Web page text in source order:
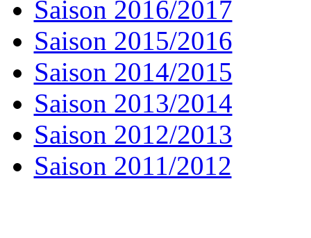
Saison 2016/2017
Saison 2015/2016
Saison 2014/2015
Saison 2013/2014
Saison 2012/2013
Saison 2011/2012